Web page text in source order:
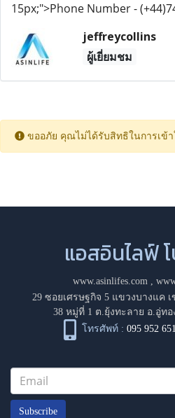
15px;">Phone Number -
jeffreycollins
ผู้เยี่ยมชม
ขออภัย คุณไม่ได้รับสิทธิในการเข้
แอสอินไลฟ์
www.asinlifes.com,
29 ซอยเศรษฐกิจ 5 แขวงบางแค
38 หมู่ที่ 1 ต.ยุ้งทะลาย อ.อู่ท
โทรศัพท์ : 095 952
Subscribe